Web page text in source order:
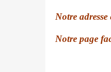
Notre
Notre page